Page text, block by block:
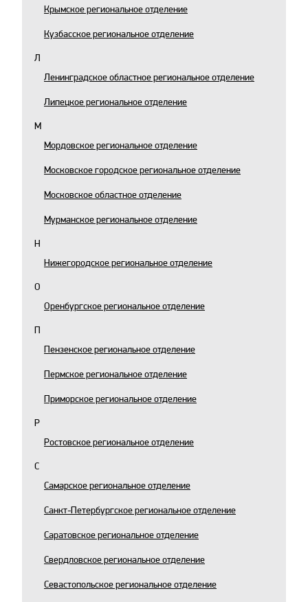
Крымское региональное отделение
Кузбасское региональное отделение
Л
Ленинградское областное региональное отделение
​Липецкое региональное отделение
М
Мордовское региональное отделение
Московское городское региональное отделение
Московское областное отделение
Мурманское региональное отделение
Н
Нижегородское региональное отделение
О
Оренбургское региональное отделение
П
Пензенское региональное отделение
Пермское региональное отделение
Приморское региональное отделение
Р
Ростовское региональное отделение
С
Самарское региональное отделение
Санкт-Петербургское региональное отделение
Саратовское региональное отделение
Свердловское региональное отделение
Севастопольское региональное отделение